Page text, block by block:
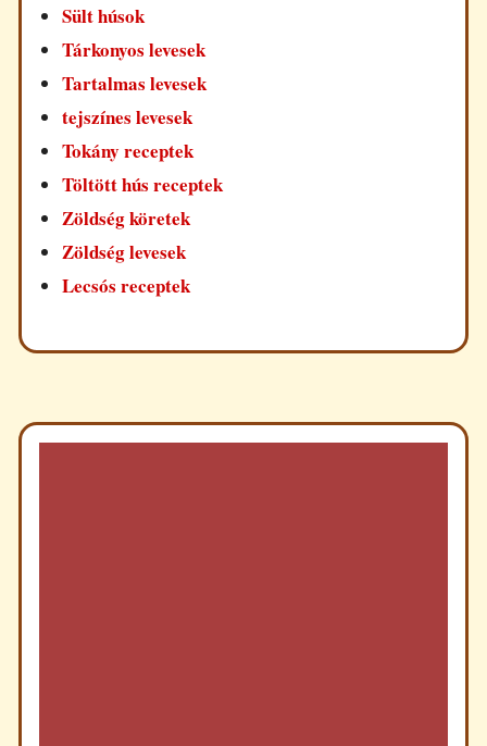
Sült húsok
Tárkonyos levesek
Tartalmas levesek
tejszínes levesek
Tokány receptek
Töltött hús receptek
Zöldség köretek
Zöldség levesek
Lecsós receptek